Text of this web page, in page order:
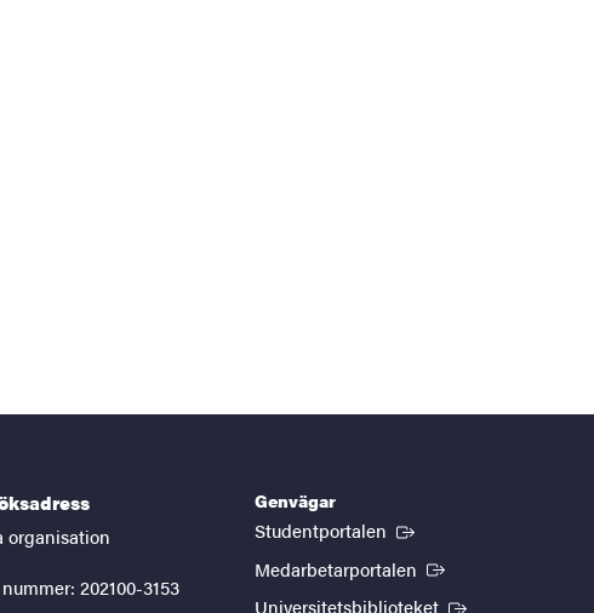
organisation
202100-3153
Genvägar
Studentportalen (Extern länk)
Medarbetarportalen (Extern länk)
Universitetsbiblioteket (Extern länk)